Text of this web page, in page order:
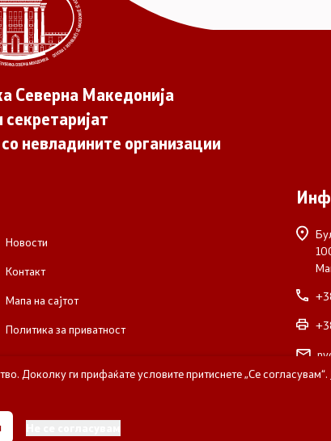
Северна Македонија
секретаријат
невладините организации
Новости
Контакт
Мапа на сајтот
Политика за приватност
- Влада на Република Северна Македонија
Доколку ги прифаќате условите притиснете „Се согласувам“.